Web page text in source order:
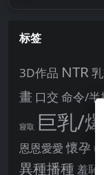
标签
3D作品 NTR
畫 口交 命令/半
寢取 巨乳/
恩恩愛愛 懷孕 戰
異種播種 羞恥